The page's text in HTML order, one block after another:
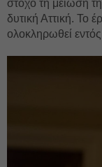
στόχο τη μείωση
δυτική Αττική. Το
ολοκληρωθεί